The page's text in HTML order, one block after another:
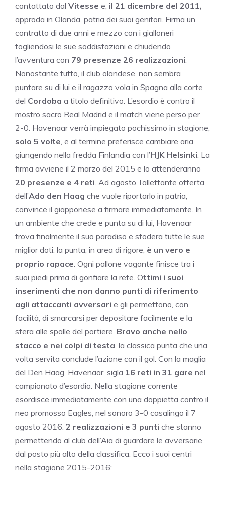
contattato dal Vitesse e, il 21 dicembre del 2011,
approda in Olanda, patria dei suoi genitori. Firma un
contratto di due anni e mezzo con i gialloneri
togliendosi le sue soddisfazioni e chiudendo
l’avventura con 79 presenze 26 realizzazioni.
Nonostante tutto, il club olandese, non sembra
puntare su di lui e il ragazzo vola in Spagna alla corte
del Cordoba a titolo definitivo. L’esordio è contro il
mostro sacro Real Madrid e il match viene perso per
2-0. Havenaar verrà impiegato pochissimo in stagione,
solo 5 volte, e al termine preferisce cambiare aria
giungendo nella fredda Finlandia con l’HJK Helsinki. La
firma avviene il 2 marzo del 2015 e lo attenderanno
20 presenze e 4 reti. Ad agosto, l’allettante offerta
dell’Ado den Haag che vuole riportarlo in patria,
convince il giapponese a firmare immediatamente. In
un ambiente che crede e punta su di lui, Havenaar
trova finalmente il suo paradiso e sfodera tutte le sue
miglior doti: la punta, in area di rigore, è un vero e
proprio rapace. Ogni pallone vagante finisce tra i
suoi piedi prima di gonfiare la rete. Ottimi i suoi
inserimenti che non danno punti di riferimento
agli attaccanti avversari e gli permettono, con
facilità, di smarcarsi per depositare facilmente e la
sfera alle spalle del portiere. Bravo anche nello
stacco e nei colpi di testa, la classica punta che una
volta servita conclude l’azione con il gol. Con la maglia
del Den Haag, Havenaar, sigla 16 reti in 31 gare nel
campionato d’esordio. Nella stagione corrente
esordisce immediatamente con una doppietta contro il
neo promosso Eagles, nel sonoro 3-0 casalingo il 7
agosto 2016. 2 realizzazioni e 3 punti che stanno
permettendo al club dell’Aia di guardare le avversarie
dal posto più alto della classifica. Ecco i suoi centri
nella stagione 2015-2016: